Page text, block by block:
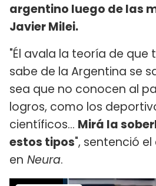
argentino luego de las
Javier Milei.
"Él avala la teoría de que
sabe de la Argentina se
sea que no conocen al
logros, como los
científicos... Mirá la
estos tipos", sentenció
en Neura.